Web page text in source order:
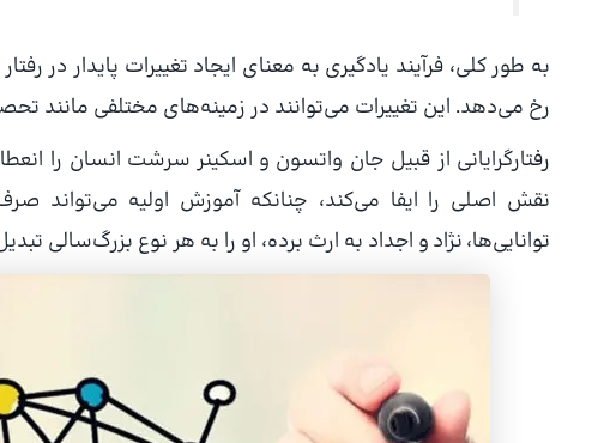
به طور کلی، فرآیند یادگیری به معنای ایجاد تغییرات پایدار در
رخ می‌دهد. این تغییرات می‌توانند در زمینه‌های مختلفی مانند
رفتارگرایانی از قبیل جان واتسون و اسکینر سرشت انسان را
نقش اصلی را ایفا می‌کند، چنانکه آموزش اولیه می‌تواند
توانایی‌ها، نژاد و اجداد به ارث برده، او را به هر نوع بزرگ‌سالی